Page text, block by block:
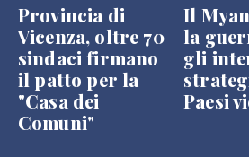
Provincia di
Vicenza, oltre 70
sindaci firmano
il patto per la
"Casa dei
Comuni"
Il
la
gli
Paesi